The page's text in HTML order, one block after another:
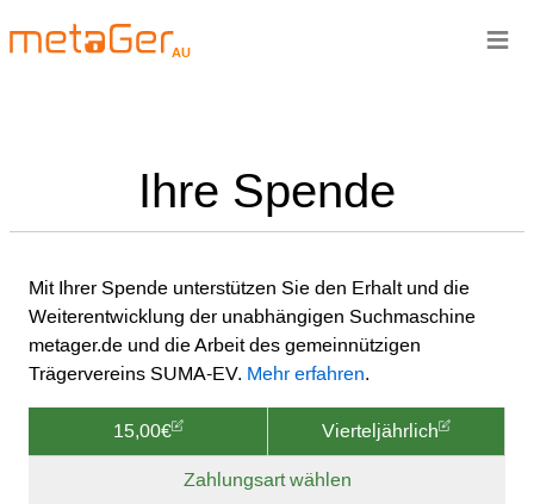
AU
Ihre Spende
Mit Ihrer Spende unterstützen Sie den Erhalt und die
Weiterentwicklung der unabhängigen Suchmaschine
metager.de und die Arbeit des gemeinnützigen
Trägervereins SUMA-EV. Mehr erfahren.
15,00€ Vierteljährlich
Zahlungsart wählen
≡